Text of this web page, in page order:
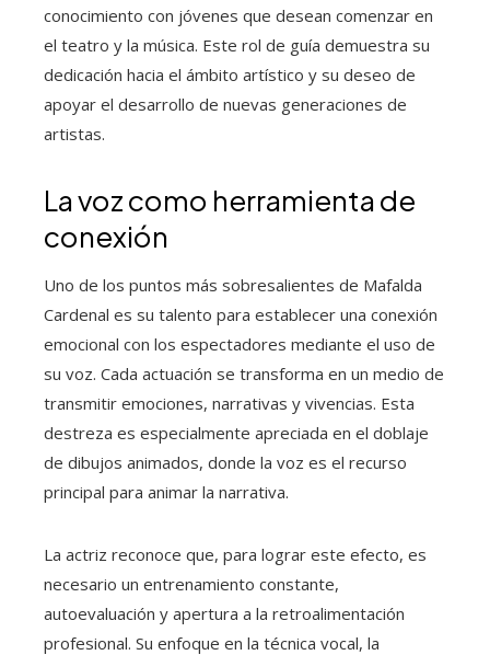
conocimiento con jóvenes que desean comenzar en
el teatro y la música. Este rol de guía demuestra su
dedicación hacia el ámbito artístico y su deseo de
apoyar el desarrollo de nuevas generaciones de
artistas.
La voz como herramienta de
conexión
Uno de los puntos más sobresalientes de Mafalda
Cardenal es su talento para establecer una conexión
emocional con los espectadores mediante el uso de
su voz. Cada actuación se transforma en un medio de
transmitir emociones, narrativas y vivencias. Esta
destreza es especialmente apreciada en el doblaje
de dibujos animados, donde la voz es el recurso
principal para animar la narrativa.
La actriz reconoce que, para lograr este efecto, es
necesario un entrenamiento constante,
autoevaluación y apertura a la retroalimentación
profesional. Su enfoque en la técnica vocal, la